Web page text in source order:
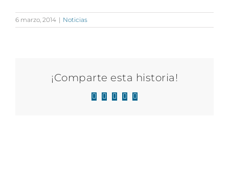
6 marzo, 2014 | Noticias
¡Comparte esta historia!
Facebook
X LinkedIn
WhatsApp
Correo